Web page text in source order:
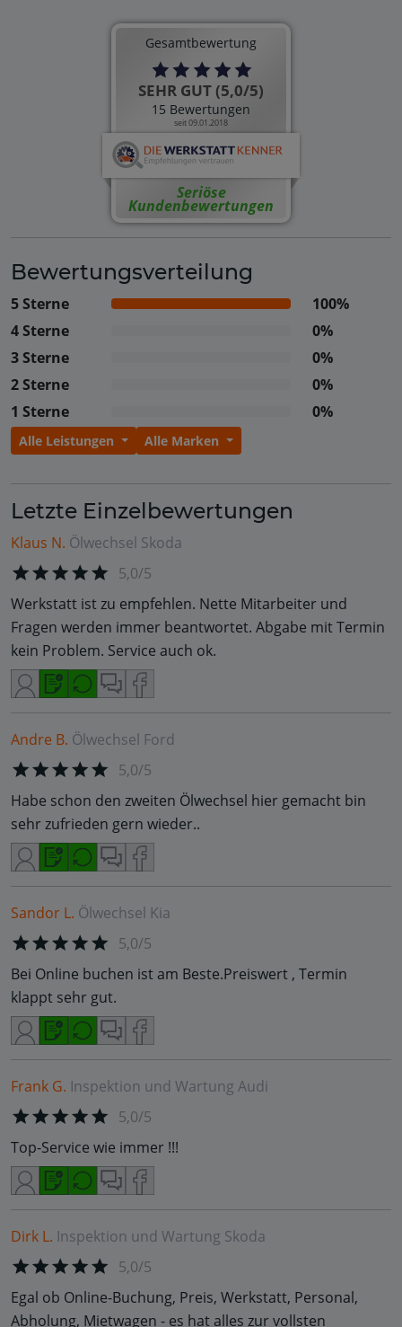
Gesamtbewertung
SEHR GUT (5,0/5)
15 Bewertungen
seit 09.01.2018
Seriöse
Kundenbewertungen
Bewertungsverteilung
5 Sterne
100%
4 Sterne
0%
3 Sterne
0%
2 Sterne
0%
1 Sterne
0%
Alle Leistungen Alle Marken
Letzte Einzelbewertungen
Klaus N. Ölwechsel Skoda
5,0/5
Werkstatt ist zu empfehlen. Nette Mitarbeiter und
Fragen werden immer beantwortet. Abgabe mit Termin
kein Problem. Service auch ok.
Andre B. Ölwechsel Ford
5,0/5
Habe schon den zweiten Ölwechsel hier gemacht bin
sehr zufrieden gern wieder..
Sandor L. Ölwechsel Kia
5,0/5
Bei Online buchen ist am Beste.Preiswert , Termin
klappt sehr gut.
Frank G. Inspektion und Wartung Audi
5,0/5
Top-Service wie immer !!!
Dirk L. Inspektion und Wartung Skoda
5,0/5
Egal ob Online-Buchung, Preis, Werkstatt, Personal,
Abholung, Mietwagen - es hat alles zur vollsten